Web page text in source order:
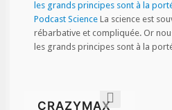
Podcast Science La science est
rébarbative et compliquée. Or
les grands principes sont à la